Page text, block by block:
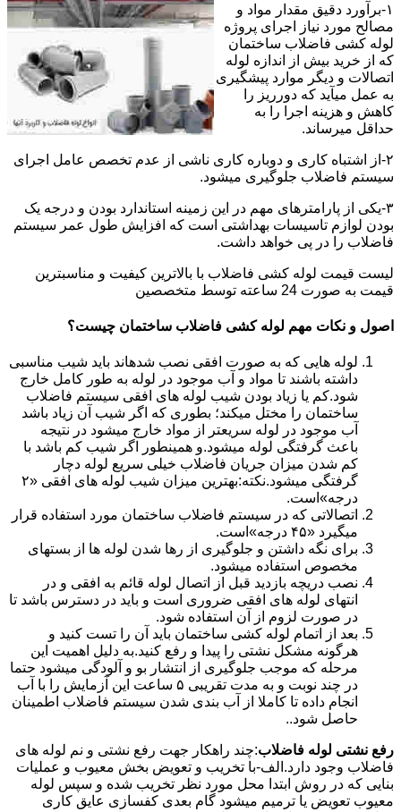
۱-برآورد دقیق مقدار مواد و
مصالح مورد نیاز اجرای پروژه
لوله کشی فاضلاب ساختمان
که از خرید بیش از اندازه لوله
اتصالات و دیگر موارد پیشگیری
به عمل میآید که دورریز را
کاهش و هزینه اجرا را به
حداقل میرساند.
۲-از اشتباه کاری و دوباره کاری ناشی از عدم تخصص عامل اجرای
سیستم فاضلاب جلوگیری میشود.
۳-یکی از پارامترهای مهم در این زمینه استاندارد بودن و درجه یک
بودن لوازم تاسیسات بهداشتی است که افزایش طول عمر سیستم
فاضلاب را در پی خواهد داشت.
لیست قیمت لوله کشی فاضلاب با بالاترین کیفیت و مناسبترین
قیمت به صورت 24 ساعته توسط متخصصین
اصول و نکات مهم لوله کشی فاضلاب ساختمان چیست؟
لوله هایی که به صورت افقی نصب شدهاند باید شیب مناسبی
داشته باشند تا مواد و آب موجود در لوله به طور کامل خارج
شود.کم یا زیاد بودن شیب لوله های افقی سیستم فاضلاب
ساختمان را مختل میکند؛ بطوری که اگر شیب آن زیاد باشد
آب موجود در لوله سریعتر از مواد خارج میشود در نتیجه
باعث گرفتگی لوله میشود.و همینطور اگر شیب کم باشد با
کم شدن میزان جریان فاضلاب خیلی سریع لوله دچار
گرفتگی میشود.نکته:بهترین میزان شیب لوله های افقی «۲
درجه»است.
اتصالاتی که در سیستم فاضلاب ساختمان مورد استفاده قرار
میگیرد «۴۵ درجه»است.
برای نگه داشتن و جلوگیری از رها شدن لوله ها از بستهای
مخصوص استفاده میشود.
نصب دریچه بازدید قبل از اتصال لوله قائم به افقی و در
انتهای لوله های افقی ضروری است و باید در دسترس باشد تا
در صورت لزوم از آن استفاده شود.
بعد از اتمام لوله کشی ساختمان باید آن را تست کنید و
هرگونه مشکل نشتی را پیدا و رفع کنید.به دلیل اهمیت این
مرحله که موجب جلوگیری از انتشار بو و آلودگی میشود حتما
در چند نوبت و به مدت تقریبی ۵ ساعت این آزمایش را با آب
انجام داده تا کاملا از آب بندی شدن سیستم فاضلاب اطمینان
حاصل شود..
رفع نشتی لوله فاضلاب:چند راهکار جهت رفع نشتی و نم لوله های
فاضلاب وجود دارد.الف-با تخریب و تعویض بخش معیوب و عملیات
بنایی که در روش ابتدا محل مورد نظر تخریب شده و سپس لوله
معیوب تعویض یا ترمیم میشود گام بعدی کفسازی عایق کاری